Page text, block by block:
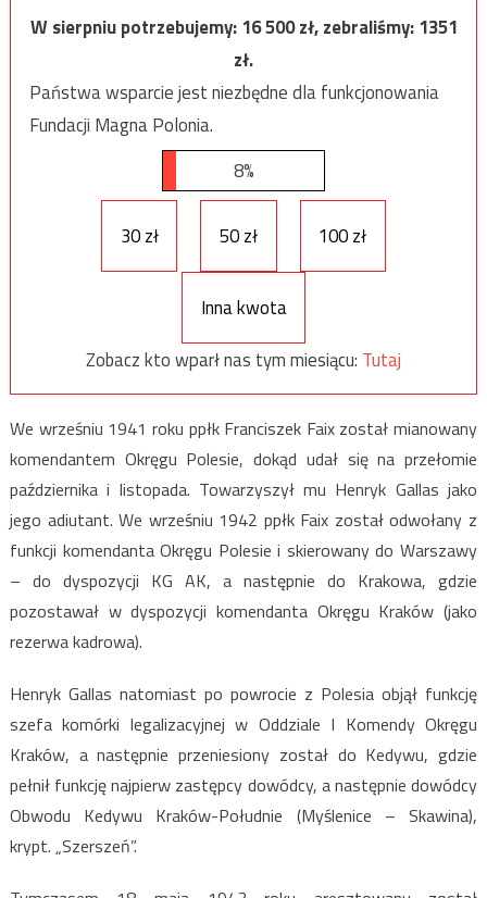
W sierpniu potrzebujemy:16 500zł, zebraliśmy:1351
zł.
Państwa wsparcie jest niezbędne dla funkcjonowania
Fundacji Magna Polonia.
8%
30 zł 50 zł 100 zł
Inna kwota
Zobacz kto wparł nas tym miesiącu: Tutaj
We wrześniu 1941 roku ppłk Franciszek Faix został mianowany
komendantem Okręgu Polesie, dokąd udał się na przełomie
października i listopada. Towarzyszył mu Henryk Gallas jako
jego adiutant. We wrześniu 1942 ppłk Faix został odwołany z
funkcji komendanta Okręgu Polesie i skierowany do Warszawy
– do dyspozycji KG AK, a następnie do Krakowa, gdzie
pozostawał w dyspozycji komendanta Okręgu Kraków (jako
rezerwa kadrowa).
Henryk Gallas natomiast po powrocie z Polesia objął funkcję
szefa komórki legalizacyjnej w Oddziale I Komendy Okręgu
Kraków, a następnie przeniesiony został do Kedywu, gdzie
pełnił funkcję najpierw zastępcy dowódcy, a następnie dowódcy
Obwodu Kedywu Kraków-Południe (Myślenice – Skawina),
krypt. „Szerszeń”.